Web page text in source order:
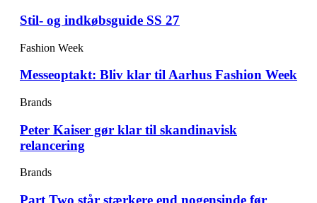
Stil- og indkøbsguide SS 27
Fashion Week
Messeoptakt: Bliv klar til Aarhus Fashion Week
Brands
Peter Kaiser gør klar til skandinavisk
relancering
Brands
Part Two står stærkere end nogensinde før